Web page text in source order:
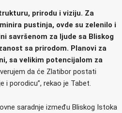
prirodu i viziju. Za
pustinja, ovde su zelenilo i
savršenom za ljude sa Bliskog
sa prirodom. Planovi za
sa velikim potencijalom za
da će Zlatibor postati
i porodicu”, rekao je Tabet.
saradnje između Bliskog Istoka